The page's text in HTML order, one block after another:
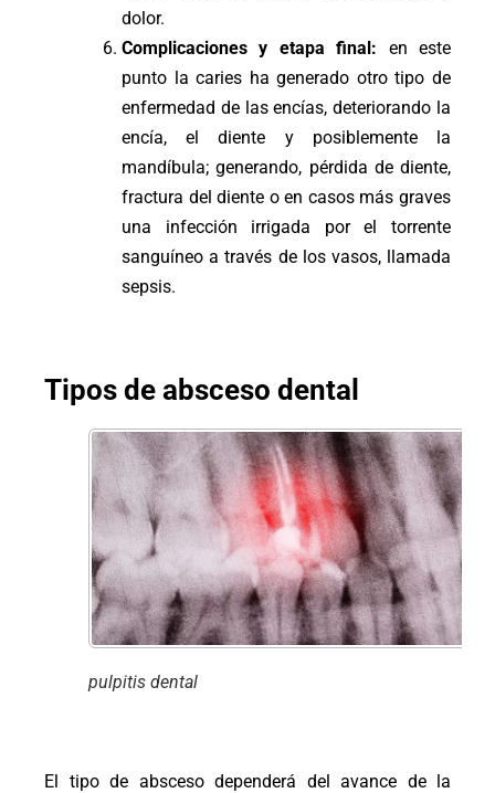
dolor.
Complicaciones y etapa final: en este
punto la caries ha generado otro tipo de
enfermedad de las encías, deteriorando la
encía, el diente y posiblemente la
mandíbula; generando, pérdida de diente,
fractura del diente o en casos más graves
una infección irrigada por el torrente
sanguíneo a través de los vasos, llamada
sepsis.
Tipos de absceso dental
pulpitis dental
El tipo de absceso dependerá del avance de la